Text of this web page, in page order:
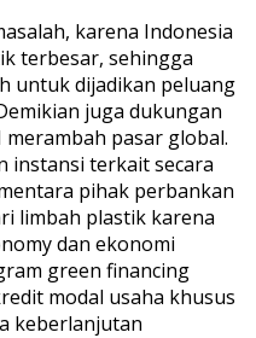
karena Indonesia
terbesar, sehingga
untuk dijadikan peluang
juga dukungan
pasar global.
instansi terkait secara
pihak perbankan
limbah plastik karena
dan ekonomi
green financing
modal usaha khusus
keberlanjutan